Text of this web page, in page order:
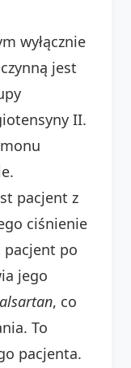
wyłącznie
jest
II.
pacjent z
ciśnienie
pacjent po
jego
, co
To
pacjenta.